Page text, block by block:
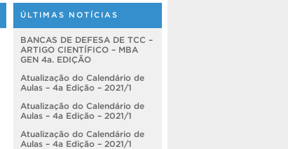
ÚLTIMAS NOTÍCIAS
BANCAS DE DEFESA DE TCC –
ARTIGO CIENTÍFICO – MBA
GEN 4a. EDIÇÃO
Atualização do Calendário de
Aulas – 4a Edição – 2021/1
Atualização do Calendário de
Aulas – 4a Edição – 2021/1
Atualização do Calendário de
Aulas – 4a Edição – 2021/1